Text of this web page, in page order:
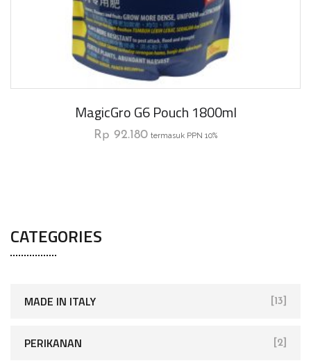
MagicGro G6 Pouch 1800ml
Rp 92.180 termasuk PPN 10%
CATEGORIES
MADE IN ITALY [13]
PERIKANAN [2]